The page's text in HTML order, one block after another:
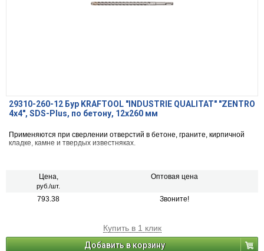
29310-260-12 Бур KRAFTOOL "INDUSTRIE QUALITAT" "ZENTRO
4х4", SDS-Plus, по бетону, 12х260 мм
Применяются при сверлении отверстий в бетоне, граните, кирпичной
кладке, камне и твердых известняках.
Цена,
руб./шт.
Оптовая цена
793.38 Звоните!
Купить в 1 клик
Добавить в корзину